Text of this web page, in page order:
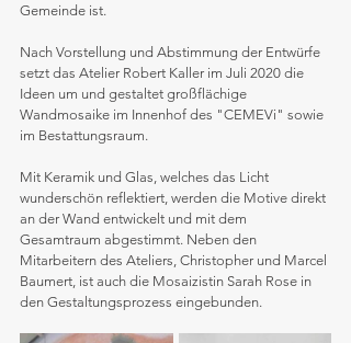
Gemeinde ist.
Nach Vorstellung und Abstimmung der Entwürfe
setzt das Atelier Robert Kaller im Juli 2020 die
Ideen um und gestaltet großflächige
Wandmosaike im Innenhof des "CEMEVi" sowie
im Bestattungsraum.
Mit Keramik und Glas, welches das Licht
wunderschön reflektiert, werden die Motive direkt
an der Wand entwickelt und mit dem
Gesamtraum abgestimmt. Neben den
Mitarbeitern des Ateliers, Christopher und Marcel
Baumert, ist auch die Mosaizistin Sarah Rose in
den Gestaltungsprozess eingebunden.